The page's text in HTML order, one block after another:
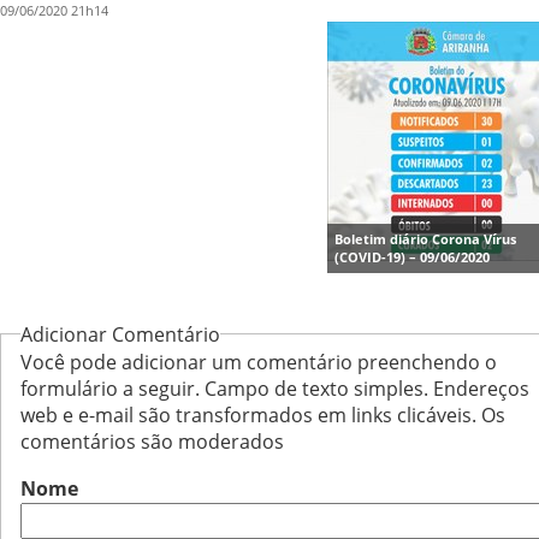
09/06/2020 21h14
Boletim diário Corona Vírus
(COVID-19) – 09/06/2020
Adicionar Comentário
Você pode adicionar um comentário preenchendo o
formulário a seguir. Campo de texto simples. Endereços
web e e-mail são transformados em links clicáveis. Os
comentários são moderados
Nome